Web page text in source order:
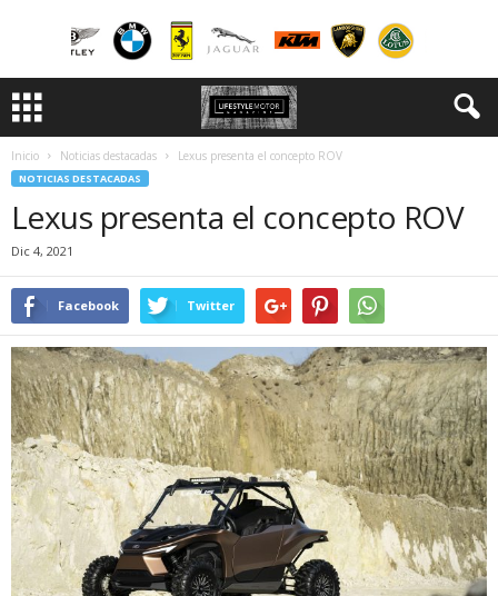
Inicio Noticias destacadas Lexus presenta el concepto ROV
NOTICIAS DESTACADAS
Lexus presenta el concepto ROV
Dic 4, 2021
Facebook Twitter